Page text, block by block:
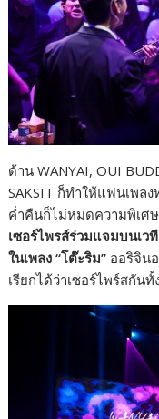
ด้าน WANYAI, OUI
SAKSIT ก็ทำให้แฟนเพล
ค่ำคืนก็ไม่หมดความพิเศษ
เซอร์ไพรส์ร่วมแจมบนเว
ในเพลง “โต๊ะริม” ออริจิน
เรียกได้ว่าเซอร์ไพร์สกัน